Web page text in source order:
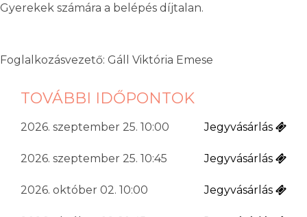
Gyerekek számára a belépés díjtalan.
Foglalkozásvezető: Gáll Viktória Emese
TOVÁBBI IDŐPONTOK
2026. szeptember 25. 10:00 Jegyvásárlás
2026. szeptember 25. 10:45 Jegyvásárlás
2026. október 02. 10:00 Jegyvásárlás